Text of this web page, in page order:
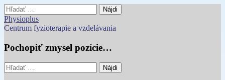
Hľadať:
Physioplus
Centrum fyzioterapie a vzdelávania
Pochopiť zmysel pozície…
Hľadať: